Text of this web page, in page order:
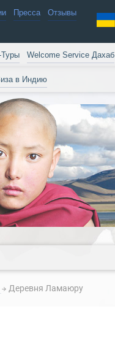
Пресса
Отзывы
Туры Welcome Service Дахаб
в Индию
Деревня Ламаюру